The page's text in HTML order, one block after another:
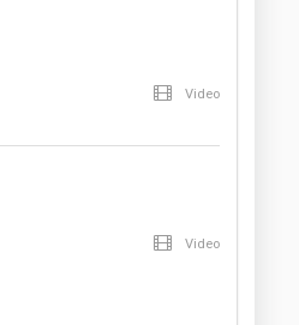
Video
Video